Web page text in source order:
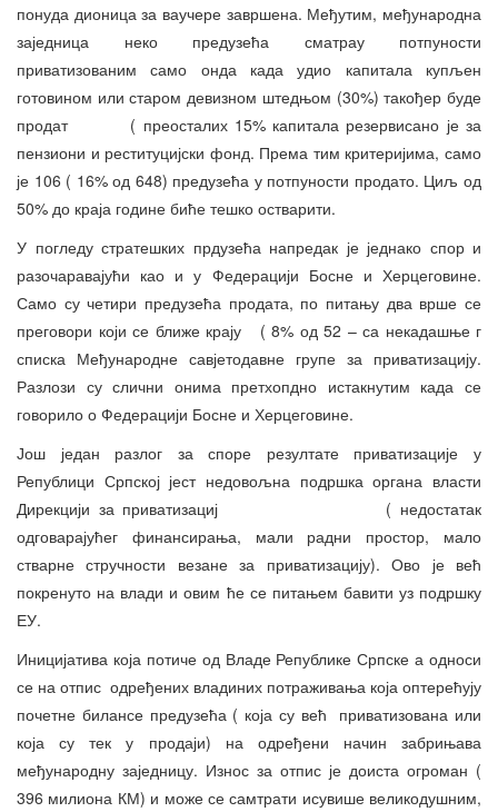
понуда дионица за ваучере завршена. Међутим, међународна
заједница неко предузећа сматрау потпуности
приватизованим само онда када удио капитала купљен
готовином или старом девизном штедњом (30%) такођер буде
продат ( преосталих 15% капитала резервисано је за
пензиони и реституцијски фонд. Према тим критеријима, само
је 106 ( 16% од 648) предузећа у потпуности продато. Циљ од
50% до краја године биће тешко остварити.
У погледу стратешких прдузећа напредак је једнако спор и
разочаравајући као и у Федерацији Босне и Херцеговине.
Само су четири предузећа продата, по питању два врше се
преговори који се ближе крају ( 8% од 52 – са некадашње г
списка Међународне савјетодавне групе за приватизацију.
Разлози су слични онима претхопдно истакнутим када се
говорило о Федерацији Босне и Херцеговине.
Још један разлог за споре резултате приватизације у
Републици Српској јест недовољна подршка органа власти
Дирекцији за приватизациј ( недостатак
одговарајућег финансирања, мали радни простор, мало
стварне стручности везане за приватизацију). Ово је већ
покренуто на влади и овим ће се питањем бавити уз подршку
ЕУ.
Иницијатива која потиче од Владе Републике Српске а односи
се на отпис одређених владиних потраживања која оптерећују
почетне билансе предузећа ( која су већ приватизована или
која су тек у продаји) на одређени начин забрињава
међународну заједницу. Износ за отпис је доиста огроман (
396 милиона КМ) и може се самтрати исувише великодушним,